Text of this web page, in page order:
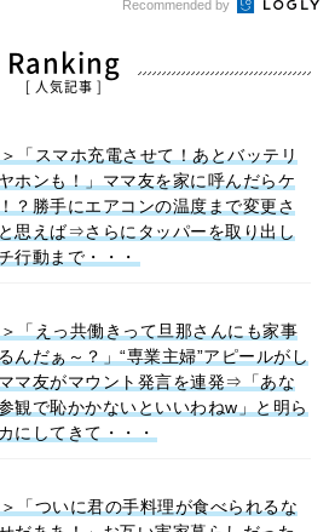
Recommended by
Ranking
[ 人気記事 ]
「スマホ充電させて！あとバッテリ
ホンも！」ママ友を家に呼んだらケ
？勝手にエアコンの温度まで変更さ
思えば⇒さらにタッパーを取り出し
行動まで・・・
「えっ共働きって旦那さんにも家事
んだぁ～？」“専業主婦”アピールがし
マ友がマウント発言を連発⇒「あな
観で恥かかないといいわねw」と明ら
にしてきて・・・
「ついに君の手料理が食べられるな